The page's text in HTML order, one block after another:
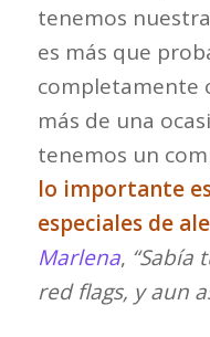
tenemos
es más que
completamente
más de una
tenemos un
lo importante
especiales de
Marlena, “Sabía
red flags, y aun